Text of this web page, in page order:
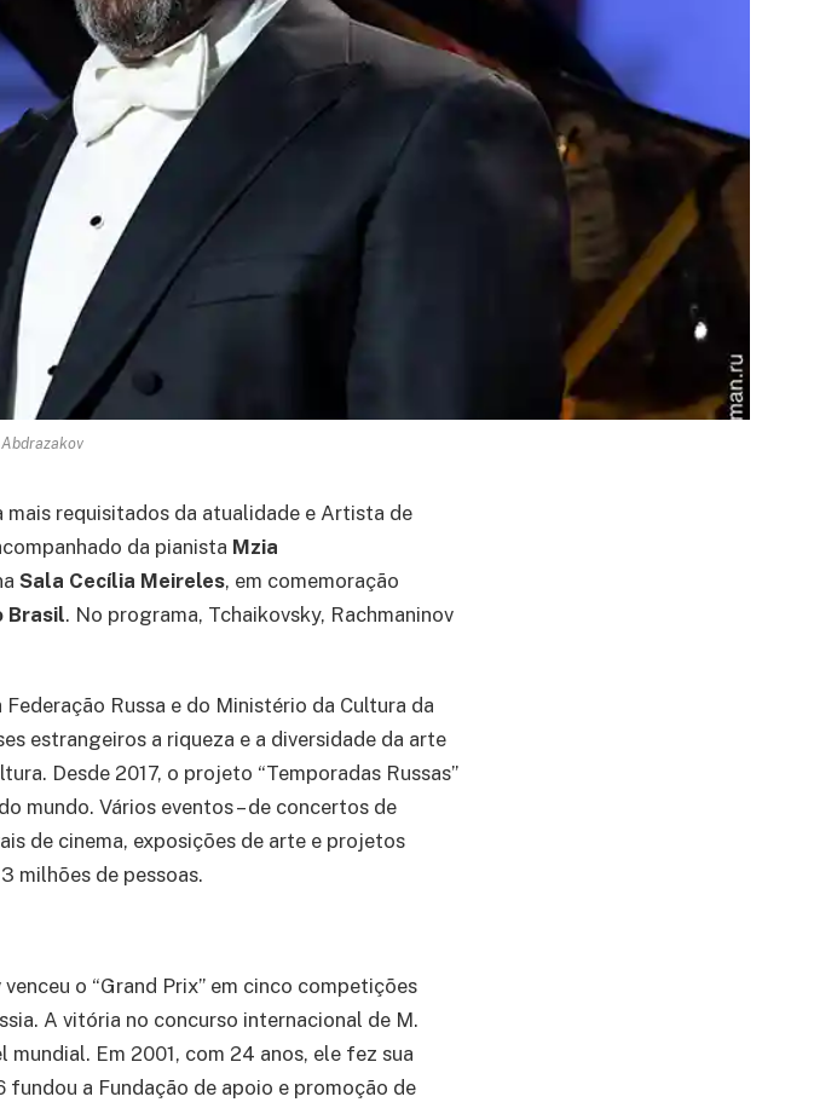
mais requisitados da atualidade e Artista de
da pianista Mzia
Sala Cecília Meireles, em comemoração
Brasil. No programa, Tchaikovsky, Rachmaninov
Russa e do Ministério da Cultura da
estrangeiros a riqueza e a diversidade da arte
Desde 2017, o projeto “Temporadas Russas”
mundo. Vários eventos – de concertos de
de cinema, exposições de arte e projetos
milhões de pessoas.
o “Grand Prix” em cinco competições
A vitória no concurso internacional de M.
mundial. Em 2001, com 24 anos, ele fez sua
a Fundação de apoio e promoção de